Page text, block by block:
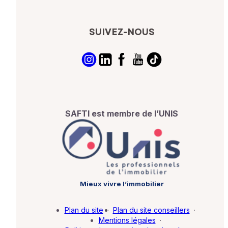
SUIVEZ-NOUS
SAFTI est membre de l’UNIS
Mieux vivre l’immobilier
Plan du site · Plan du site conseillers ·
Mentions légales ·